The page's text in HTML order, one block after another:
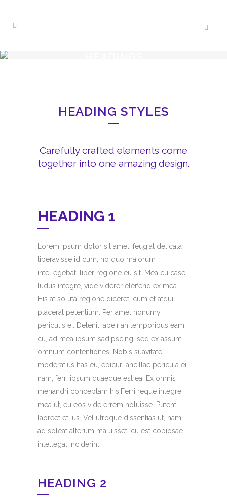
HEADING STYLES
Carefully crafted elements come
together into one amazing design.
HEADING 1
Lorem ipsum dolor sit amet, feugiat delicata
liberavisse id cum, no quo maiorum
intellegebat, liber regione eu sit. Mea cu case
ludus integre, vide viderer eleifend ex mea.
His at soluta regione diceret, cum et atqui
placerat petentium. Per amet nonumy
periculis ei. Deleniti apeirian temporibus eam
cu, ad mea ipsum sadipscing, sed ex assum
omnium contentiones. Nobis suavitate
moderatius has eu, epicuri ancillae pericula ei
nam, ferri ipsum quaeque est ea. Ex omnis
menandri conceptam his.Ferri reque integre
mea ut, eu eos vide errem noluisse. Putent
laoreet et ius. Vel utroque dissentias ut, nam
ad soleat alterum maluisset, cu est copiosae
intellegat inciderint.
HEADING 2